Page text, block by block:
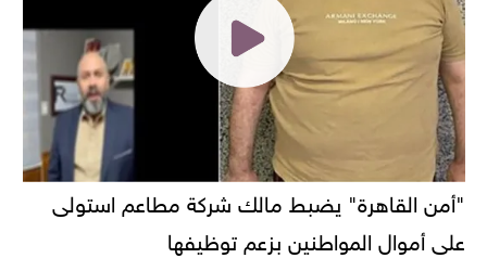
"أمن القاهرة" يضبط مالك شركة مطاعم استولى
على أموال المواطنين بزعم توظيفها